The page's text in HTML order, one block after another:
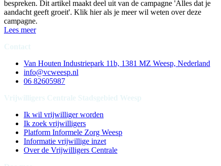
bespreken. Dit artikel maakt deel uit van de campagne 'Alles dat je
aandacht geeft groeit'. Klik hier als je meer wil weten over deze
campagne.
Lees meer
Van Houten Industriepark 11b, 1381 MZ Weesp, Nederland
info@vcweesp.nl
06 82605987
Ik wil vrijwilliger worden
Ik zoek vrijwilligers
Platform Informele Zorg Weesp
Informatie vrijwillige inzet
Over de Vrijwilligers Centrale